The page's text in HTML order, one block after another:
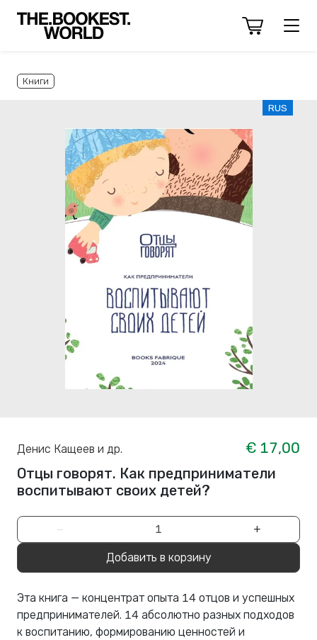
Книги
RUS
Денис Кащеев и др.
€ 17,00
Отцы говорят. Как предприниматели
воспитывают своих детей?
− +
Добавить в корзину
Эта книга — концентрат опыта 14 отцов и успешных
предпринимателей. 14 абсолютно разных подходов
к воспитанию, формированию ценностей и